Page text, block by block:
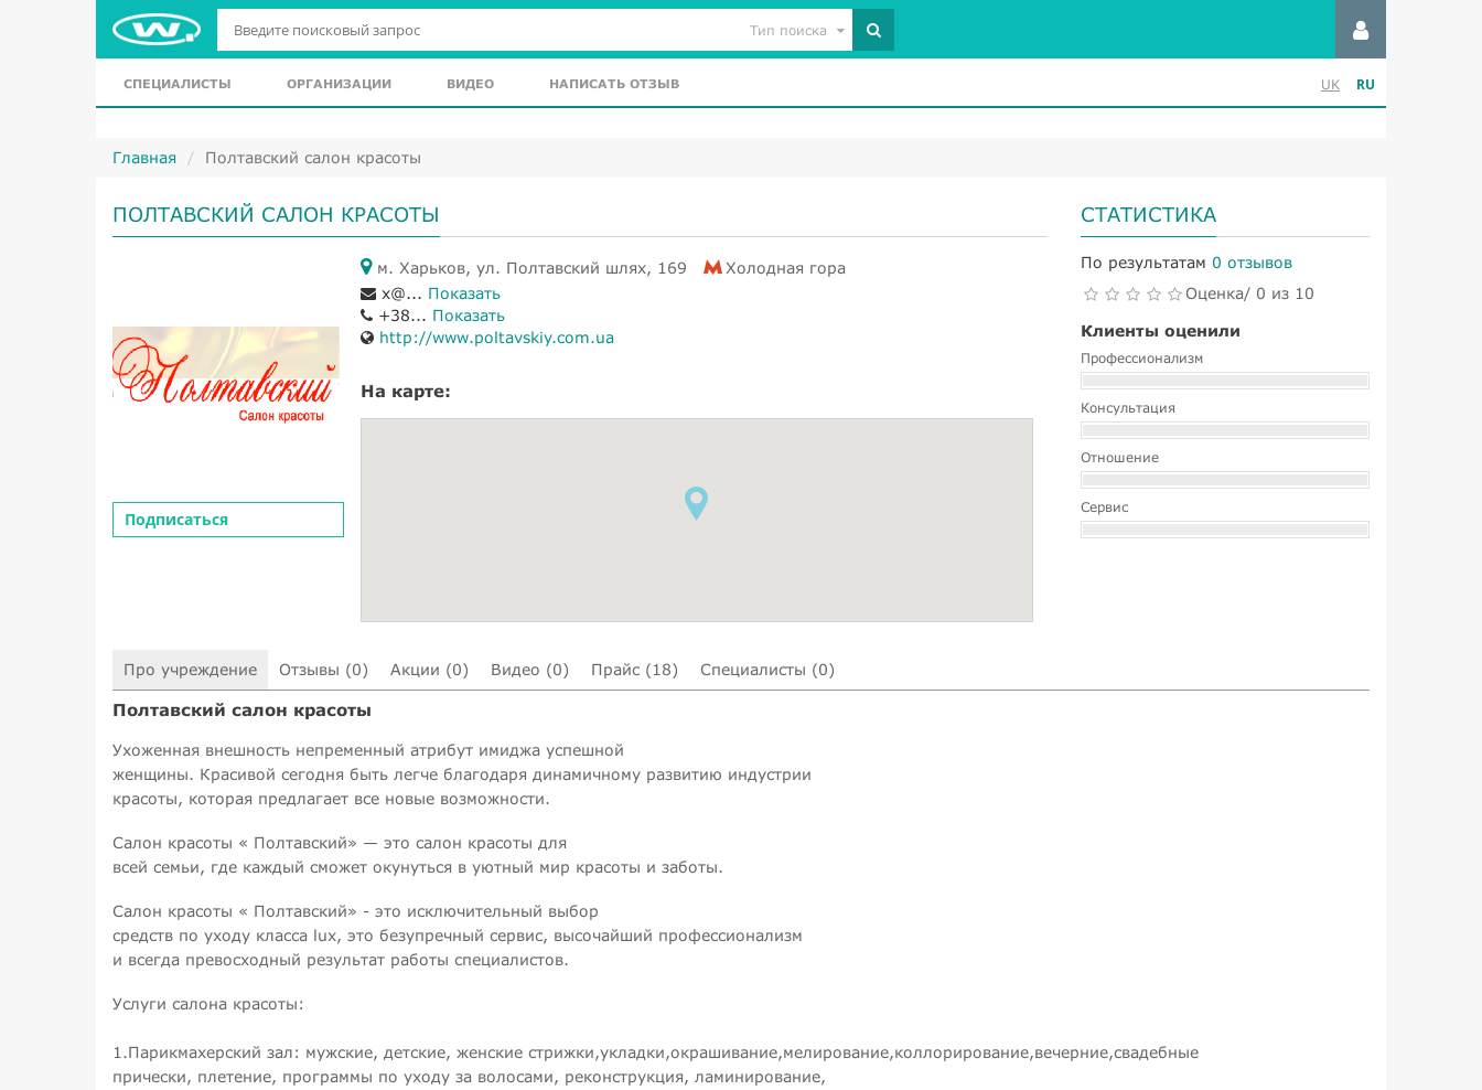
Тип поиска
СПЕЦИАЛИСТЫ ОРГАНИЗАЦИИ ВИДЕО НАПИСАТЬ ОТЗЫВ UK RU
Главная Полтавский салон красоты
ПОЛТАВСКИЙ САЛОН КРАСОТЫ
Подписаться
м. Харьков, ул. Полтавский шлях, 169
Холодная гора
x@... Показать
+38... Показать
http://www.poltavskiy.com.ua
На карте:
СТАТИСТИКА
По результатам 0 отзывов
Оценка/ 0 из 10
Клиенты оценили
Профессионализм
Консультация
Отношение
Сервис
Про учреждение Отзывы (0) Акции (0) Видео (0) Прайс (18) Специалисты (0)
Полтавский салон красоты
Ухоженная внешность непременный атрибут имиджа успешной
женщины. Красивой сегодня быть легче благодаря динамичному развитию индустрии
красоты, которая предлагает все новые возможности.
Салон красоты « Полтавский» — это салон красоты для
всей семьи, где каждый сможет окунуться в уютный мир красоты и заботы.
Салон красоты « Полтавский» - это исключительный выбор
средств по уходу класса lux, это безупречный сервис, высочайший профессионализм
и всегда превосходный результат работы специалистов.
Услуги салона красоты:
1.Парикмахерский зал: мужские, детские, женские стрижки,укладки,окрашивание,мелирование,коллорирование,вечерние,свадебные
прически, плетение, программы по уходу за волосами, реконструкция, ламинирование,